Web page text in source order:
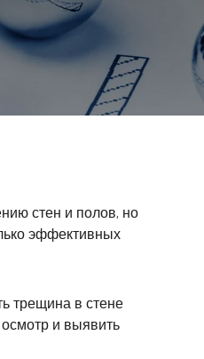
стен и полов, но
эффективных
трещина в стене
и выявить